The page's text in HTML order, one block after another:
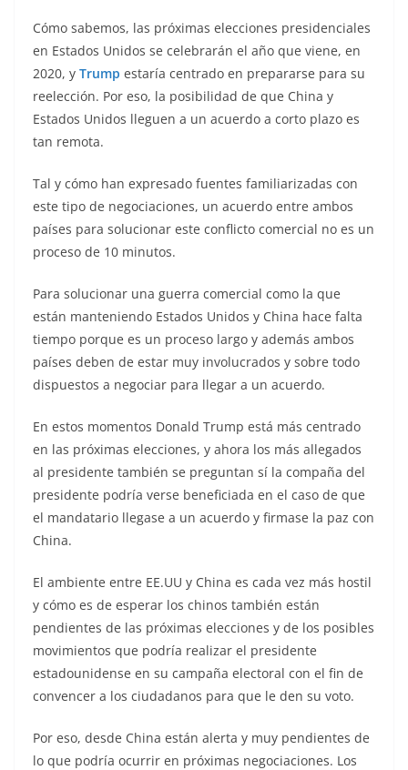
Cómo sabemos, las próximas elecciones presidenciales
en Estados Unidos se celebrarán el año que viene, en
2020, y Trump estaría centrado en prepararse para su
reelección. Por eso, la posibilidad de que China y
Estados Unidos lleguen a un acuerdo a corto plazo es
tan remota.
Tal y cómo han expresado fuentes familiarizadas con
este tipo de negociaciones, un acuerdo entre ambos
países para solucionar este conflicto comercial no es un
proceso de 10 minutos.
Para solucionar una guerra comercial como la que
están manteniendo Estados Unidos y China hace falta
tiempo porque es un proceso largo y además ambos
países deben de estar muy involucrados y sobre todo
dispuestos a negociar para llegar a un acuerdo.
En estos momentos Donald Trump está más centrado
en las próximas elecciones, y ahora los más allegados
al presidente también se preguntan sí la compaña del
presidente podría verse beneficiada en el caso de que
el mandatario llegase a un acuerdo y firmase la paz con
China.
El ambiente entre EE.UU y China es cada vez más hostil
y cómo es de esperar los chinos también están
pendientes de las próximas elecciones y de los posibles
movimientos que podría realizar el presidente
estadounidense en su campaña electoral con el fin de
convencer a los ciudadanos para que le den su voto.
Por eso, desde China están alerta y muy pendientes de
lo que podría ocurrir en próximas negociaciones. Los